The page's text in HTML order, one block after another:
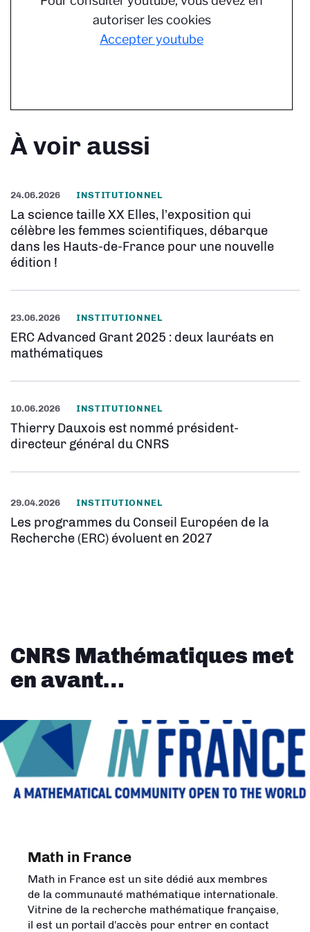
autoriser les cookies
Accepter youtube
À voir aussi
24.06.2026 INSTITUTIONNEL
La science taille XX Elles, l’exposition qui
célèbre les femmes scientifiques, débarque
dans les Hauts-de-France pour une nouvelle
édition !
23.06.2026 INSTITUTIONNEL
ERC Advanced Grant 2025 : deux lauréats en
mathématiques
10.06.2026 INSTITUTIONNEL
Thierry Dauxois est nommé président-
directeur général du CNRS
29.04.2026 INSTITUTIONNEL
Les programmes du Conseil Européen de la
Recherche (ERC) évoluent en 2027
CNRS Mathématiques met
en avant…
Math in France
Math in France est un site dédié aux membres
de la communauté mathématique internationale.
Vitrine de la recherche mathématique française,
il est un portail d'accès pour entrer en contact